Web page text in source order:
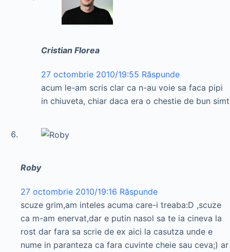
Cristian Florea
27 octombrie 2010/19:55 Răspunde
acum le-am scris clar ca n-au voie sa faca pipi
in chiuveta, chiar daca era o chestie de bun simt
Roby
27 octombrie 2010/19:16 Răspunde
scuze grim,am inteles acuma care-i treaba:D ,scuze
ca m-am enervat,dar e putin nasol sa te ia cineva la
rost dar fara sa scrie de ex aici la casutza unde e
nume in paranteza ca fara cuvinte cheie sau ceva;) ar